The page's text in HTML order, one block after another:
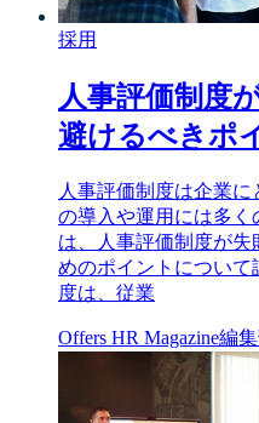
採用
人事評価制度
避けるべきポ
人事評価制度は企業
の導入や運用には多
は、人事評価制度が
めのポイントについて
度は、従業
Offers HR Magazine編